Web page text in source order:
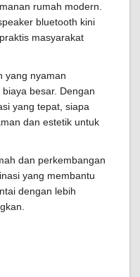
rumah modern.
bluetooth kini
masyarakat
yang nyaman
besar. Dengan
yang tepat, siapa
dan estetik untuk
dan perkembangan
yang membantu
dengan lebih